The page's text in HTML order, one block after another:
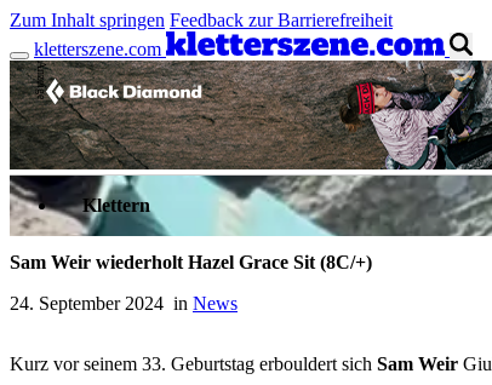
Zum Inhalt springen Feedback zur Barrierefreiheit
kletterszene.com
Anzeige
Sam Weir wiederholt Hazel Grace Sit (8C/+)
24. September 2024 in News
Klettern
Kurz vor seinem 33. Geburtstag erbouldert sich Sam Weir